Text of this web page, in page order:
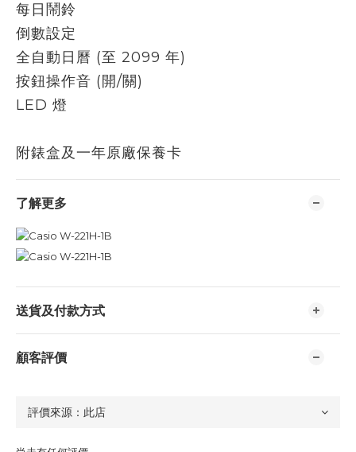
每日鬧鈴
倒數設定
全自動日曆 (至 2099 年)
按鈕操作音 (開/關)
LED 燈
附錶盒及一年原廠保養卡
了解更多
送貨及付款方式
顧客評價